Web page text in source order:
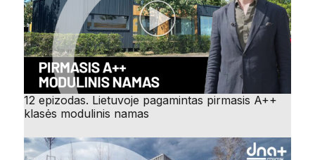
12 epizodas. Lietuvoje pagamintas pirmasis A++
klasės modulinis namas